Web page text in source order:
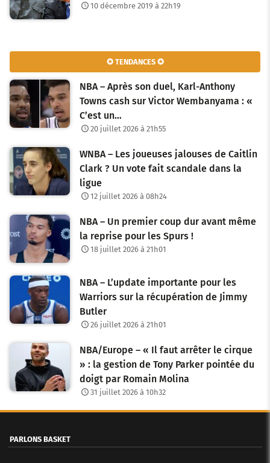
10 décembre 2019 à 22h19
✪ TENDANCES ✪
NBA – Après son duel, Karl-Anthony
Towns cash sur Victor Wembanyama : «
C’est un…
20 juillet 2026 à 21h55
WNBA – Les joueuses jalouses de Caitlin
Clark ? Un vote fait scandale dans la
ligue
12 juillet 2026 à 08h24
NBA – Un premier coup dur avant même
la reprise pour les Spurs !
18 juillet 2026 à 21h01
NBA – L’update importante pour les
Warriors sur la récupération de Jimmy
Butler
26 juillet 2026 à 21h01
NBA/Europe – « Il faut arrêter le cirque
» : la gestion de Tony Parker pointée du
doigt par Romain Molina
31 juillet 2026 à 10h32
PARLONS BASKET